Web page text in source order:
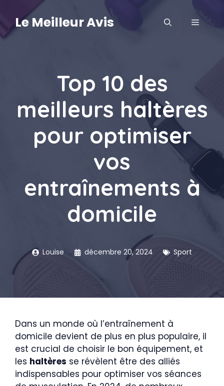
contenu
Le Meilleur Avis MENU
Top 10 des
meilleurs haltères
pour optimiser
vos
entraînements à
domicile
Louise décembre 20, 2024 Sport
Dans un monde où l’entraînement à
domicile devient de plus en plus populaire, il
est crucial de choisir le bon équipement, et
les haltères se révèlent être des alliés
indispensables pour optimiser vos séances